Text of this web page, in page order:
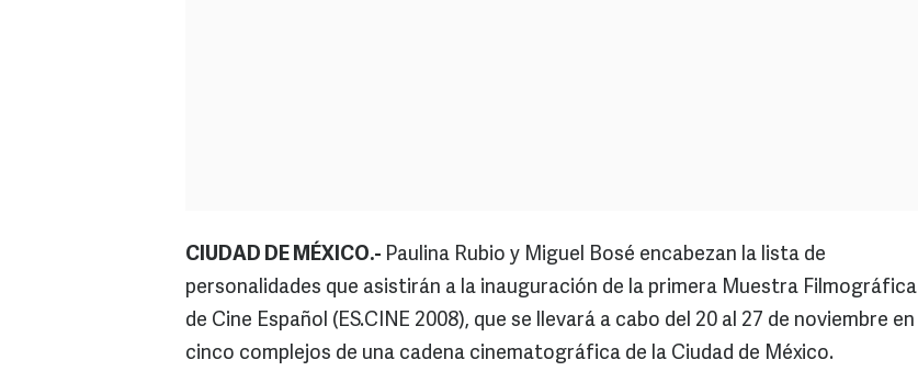
CIUDAD DE MÉXICO.- Paulina Rubio y Miguel Bosé encabezan la lista de
personalidades que asistirán a la inauguración de la primera Muestra Filmográfica
de Cine Español (ES.CINE 2008), que se llevará a cabo del 20 al 27 de noviembre en
cinco complejos de una cadena cinematográfica de la Ciudad de México.